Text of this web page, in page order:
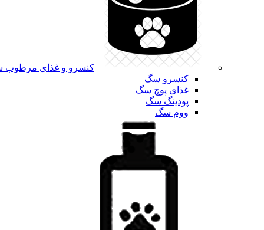
کنسرو و غذای
کنسرو سگ
غذای پوچ سگ
پودینگ سگ
ووم سگ